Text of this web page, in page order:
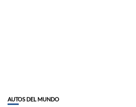
AUTOS DEL MUNDO